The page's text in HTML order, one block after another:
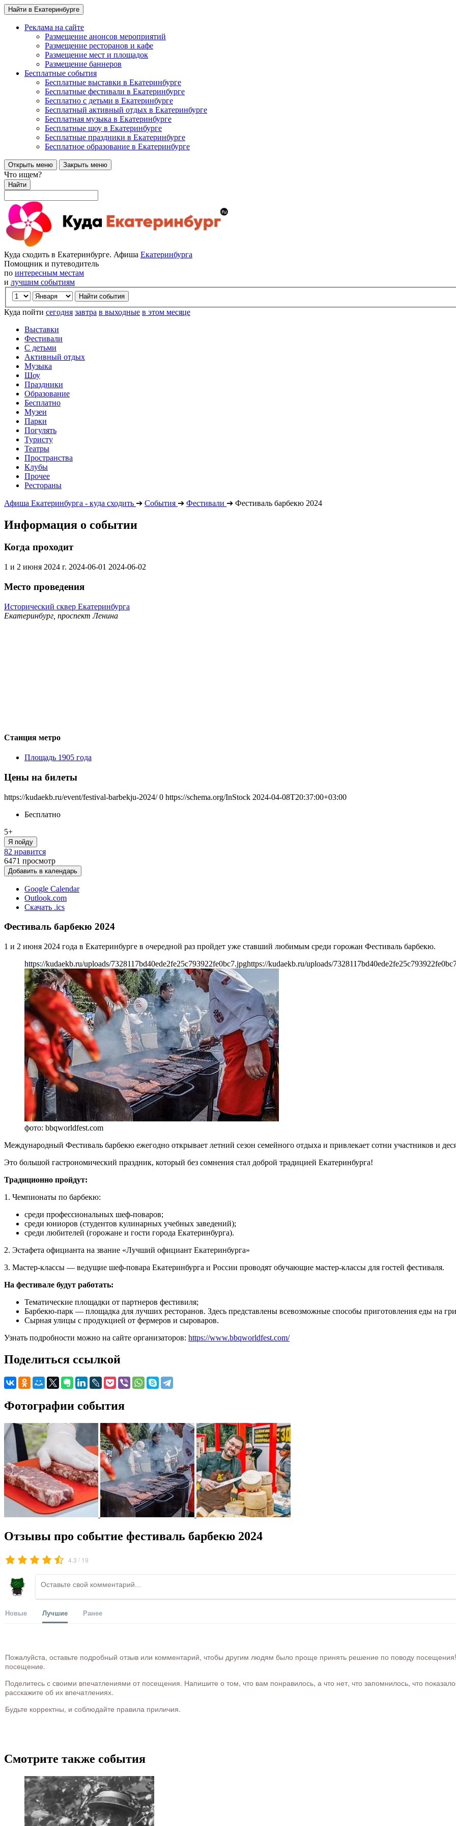
Найти в Екатеринбурге
Реклама на сайте
Размещение анонсов мероприятий
Размещение ресторанов и кафе
Размещение мест и площадок
Размещение баннеров
Бесплатные события
Бесплатные выставки в Екатеринбурге
Бесплатные фестивали в Екатеринбурге
Бесплатно с детьми в Екатеринбурге
Бесплатный активный отдых в Екатеринбурге
Бесплатная музыка в Екатеринбурге
Бесплатные шоу в Екатеринбурге
Бесплатные праздники в Екатеринбурге
Бесплатное образование в Екатеринбурге
Открыть меню Закрыть меню
Что ищем?
Найти
Куда сходить в Екатеринбурге. Афиша Екатеринбурга
Помощник и путеводитель
по интересным местам
и лучшим событиям
Куда пойти сегодня завтра в выходные в этом месяце
Выставки
Фестивали
С детьми
Активный отдых
Музыка
Шоу
Праздники
Образование
Бесплатно
Музеи
Парки
Погулять
Туристу
Театры
Пространства
Клубы
Прочее
Рестораны
Афиша Екатеринбурга - куда сходить ➔ События ➔ Фестивали ➔ Фестиваль барбекю 2024
Информация о событии
Когда проходит
1 и 2 июня 2024 г. 2024-06-01 2024-06-02
Место проведения
Исторический сквер Екатеринбурга
Екатеринбург, проспект Ленина
Станция метро
Площадь 1905 года
Цены на билеты
https://kudaekb.ru/event/festival-barbekju-2024/ 0 https://schema.org/InStock 2024-04-08T20:37:00+03:00
Бесплатно
5+
Я пойду
82 нравится
6471 просмотр
Добавить в календарь
Google Calendar
Outlook.com
Скачать .ics
Фестиваль барбекю 2024
1 и 2 июня 2024 года в Екатеринбурге в очередной раз пройдет уже ставший любимым среди горожан Фестиваль барбекю.
https://kudaekb.ru/uploads/7328117bd40ede2fe25c793922fe0bc7.jpghttps://kudaekb.ru/uploads/
фото: bbqworldfest.com
Международный Фестиваль барбекю ежегодно открывает летний сезон семейного отдыха и привлекает сотни участников и
Это большой гастрономический праздник, который без сомнения стал доброй традицией Екатеринбурга!
Традиционно пройдут:
1. Чемпионаты по барбекю:
среди профессиональных шеф-поваров;
среди юниоров (студентов кулинарных учебных заведений);
среди любителей (горожане и гости города Екатеринбурга).
2. Эстафета официанта на звание «Лучший официант Екатеринбурга»
3. Мастер-классы — ведущие шеф-повара Екатеринбурга и России проводят обучающие мастер-классы для гостей фестиваля.
На фестивале будут работать:
Тематические площадки от партнеров фестивиля;
Барбекю-парк — площадка для лучших ресторанов. Здесь представлены всевозможные способы приготовления еды на
Сырная улицы с продукцией от фермеров и сыроваров.
Узнать подробности можно на сайте организаторов: https://www.bbqworldfest.com/
Поделиться ссылкой
Фотографии события
Отзывы про событие фестиваль барбекю 2024
4.3 / 19
Новые Лучшие Ранее
Пожалуйста, оставьте подробный отзыв или комментарий, чтобы другим людям было проще принять решение по поводу посещения!
посещение.
Поделитесь с своими впечатлениями от посещения. Напишите о том, что вам понравилось, а что нет, что запомнилось, что
расскажите об их впечатлениях.
Будьте корректны, и соблюдайте правила приличия.
Смотрите также события